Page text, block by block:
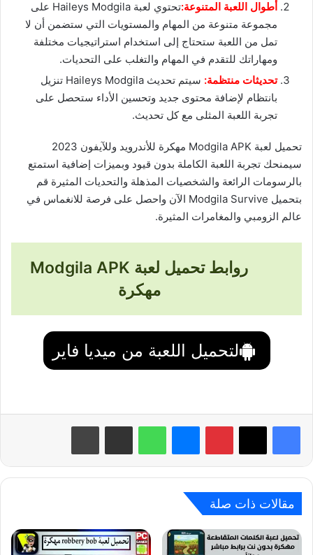
أطوال اللعبة المتنوعة:
تحتوي لعبة Haileys Modgila على
مجموعة متنوعة من المهام والمستويات التي ستضمن أن لا
تمل من اللعبة ستحتاج إلى استخدام استراتيجيات مختلفة
ومهاراتك للتقدم في المهام والتغلب على التحديات.
تحديثات منتظمة:
سيتم تحديث Haileys Modgila تنزيل
بانتظام لإضافة محتوى جديد وتحسين الأداء ستحصل على
تجربة اللعبة المثلى مع كل تحديث.
تحميل لعبة Modgila APK مهكرة للأندرويد وللآيفون 2023
سيمنحك تجربة اللعبة الكاملة بدون قيود وبميزات إضافية استمتع
بالرسومات الرائعة والشخصيات المذهلة والتحديات المثيرة قم
بتحميل Modgila Survive الآن واحصل على فرصة للانغماس في
عالم الزومبي والمغامرات المثيرة.
روابط تحميل لعبة Modgila APK
مهكرة
لتحميل اللعبة من ميديا فاير
بينتيريست واتساب
مقالات ذات صلة